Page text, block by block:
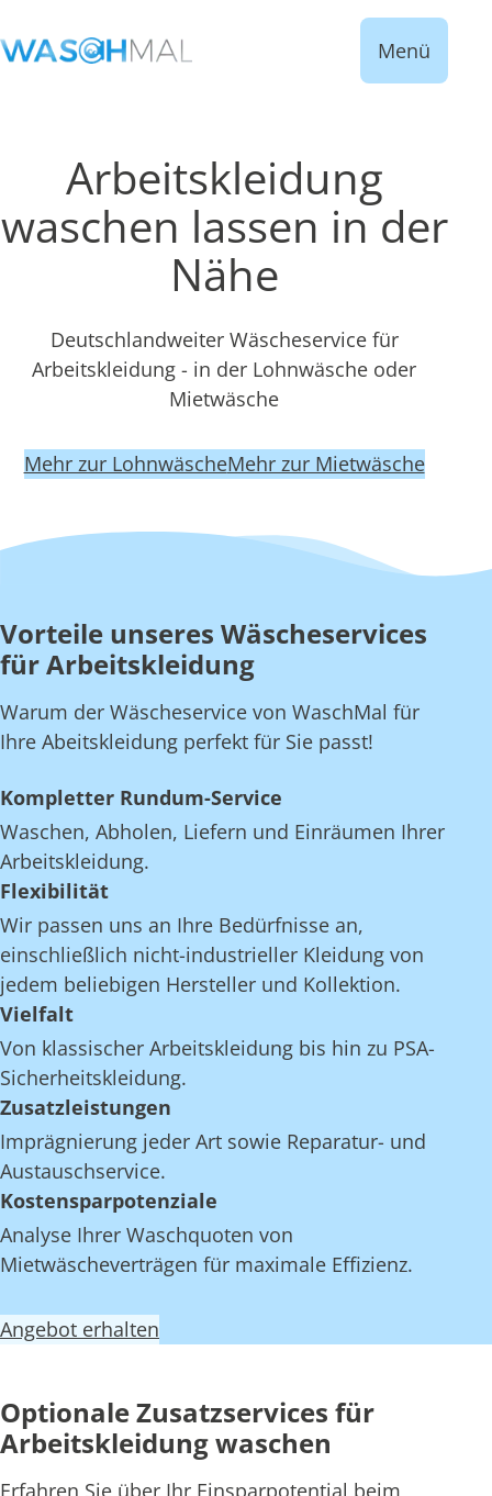
Menü
Arbeitskleidung
waschen lassen in der
Nähe
Deutschlandweiter Wäscheservice für
Arbeitskleidung - in der Lohnwäsche oder
Mietwäsche
Mehr zur LohnwäscheMehr zur Mietwäsche
Vorteile unseres Wäscheservices
für Arbeitskleidung
Warum der Wäscheservice von WaschMal für
Ihre Abeitskleidung perfekt für Sie passt!
Kompletter Rundum-Service
Waschen, Abholen, Liefern und Einräumen Ihrer
Arbeitskleidung.
Flexibilität
Wir passen uns an Ihre Bedürfnisse an,
einschließlich nicht-industrieller Kleidung von
jedem beliebigen Hersteller und Kollektion.
Vielfalt
Von klassischer Arbeitskleidung bis hin zu PSA-
Sicherheitskleidung.
Zusatzleistungen
Imprägnierung jeder Art sowie Reparatur- und
Austauschservice.
Kostensparpotenziale
Analyse Ihrer Waschquoten von
Mietwäscheverträgen für maximale Effizienz.
Angebot erhalten
Optionale Zusatzservices für
Arbeitskleidung waschen